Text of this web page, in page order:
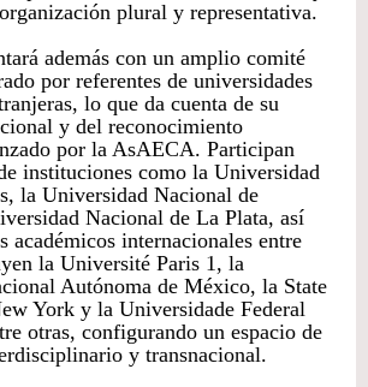
plural y representativa.
además con un amplio comité
por referentes de universidades
lo que da cuenta de su
y del reconocimiento
por la AsAECA. Participan
instituciones como la Universidad
la Universidad Nacional de
Nacional de La Plata, así
académicos internacionales entre
la Université Paris 1, la
Autónoma de México, la State
York y la Universidade Federal
otras, configurando un espacio de
y transnacional.